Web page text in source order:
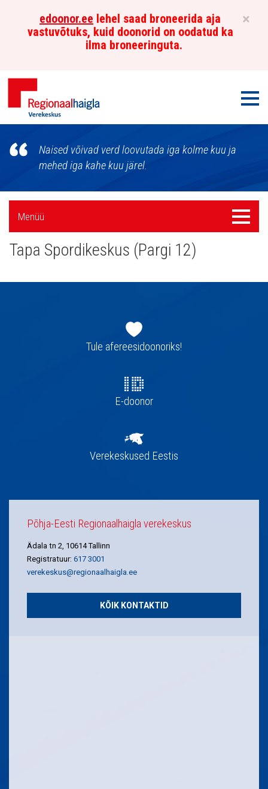
×
edoonor.ee lehel saad broneerida aja
vastuvõtuks, kuid doonorid on oodatud ka
ilma broneeringuta.
Põhja-
Eesti
Regionaalhaigla
Verekeskus
Naised võivad verd loovutada iga kolme kuu ja
mehed iga kahe kuu järel.
Külgpaani
navigatsioon
Menüü
Menüü
Tapa Spordikeskus (Pargi 12)
navigatsioonTule afereesidoonoriks!
E-doonor
Verekeskused Eestis
Põhja-Eesti Regionaalhaigla verekeskus
Ädala tn 2, 10614 Tallinn
Registratuur: 617 3001
verekeskus@regionaalhaigla.ee
KÕIK KONTAKTID